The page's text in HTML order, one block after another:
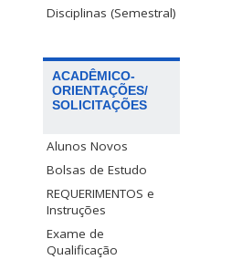
Disciplinas (Semestral)
ACADÊMICO-
ORIENTAÇÕES/
SOLICITAÇÕES
Alunos Novos
Bolsas de Estudo
REQUERIMENTOS e
Instruções
Exame de
Qualificação